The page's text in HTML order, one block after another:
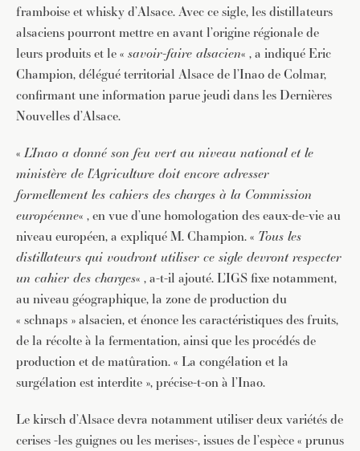
framboise et whisky d’Alsace. Avec ce sigle, les distillateurs
alsaciens pourront mettre en avant l’origine régionale de
leurs produits et le « savoir-faire alsacien« , a indiqué Eric
Champion, délégué territorial Alsace de l’Inao de Colmar,
confirmant une information parue jeudi dans les Dernières
Nouvelles d’Alsace.
«L’Inao a donné son feu vert au niveau national et le
ministère de l’Agriculture doit encore adresser
formellement les cahiers des charges à la Commission
européenne« , en vue d’une homologation des eaux-de-vie au
niveau européen, a expliqué M. Champion. « Tous les
distillateurs qui voudront utiliser ce sigle devront respecter
un cahier des charges« , a-t-il ajouté. L’IGS fixe notamment,
au niveau géographique, la zone de production du
« schnaps » alsacien, et énonce les caractéristiques des fruits,
de la récolte à la fermentation, ainsi que les procédés de
production et de matûration. « La congélation et la
surgélation est interdite », précise-t-on à l’Inao.
Le kirsch d’Alsace devra notamment utiliser deux variétés de
cerises -les guignes ou les merises-, issues de l’espèce « prunus